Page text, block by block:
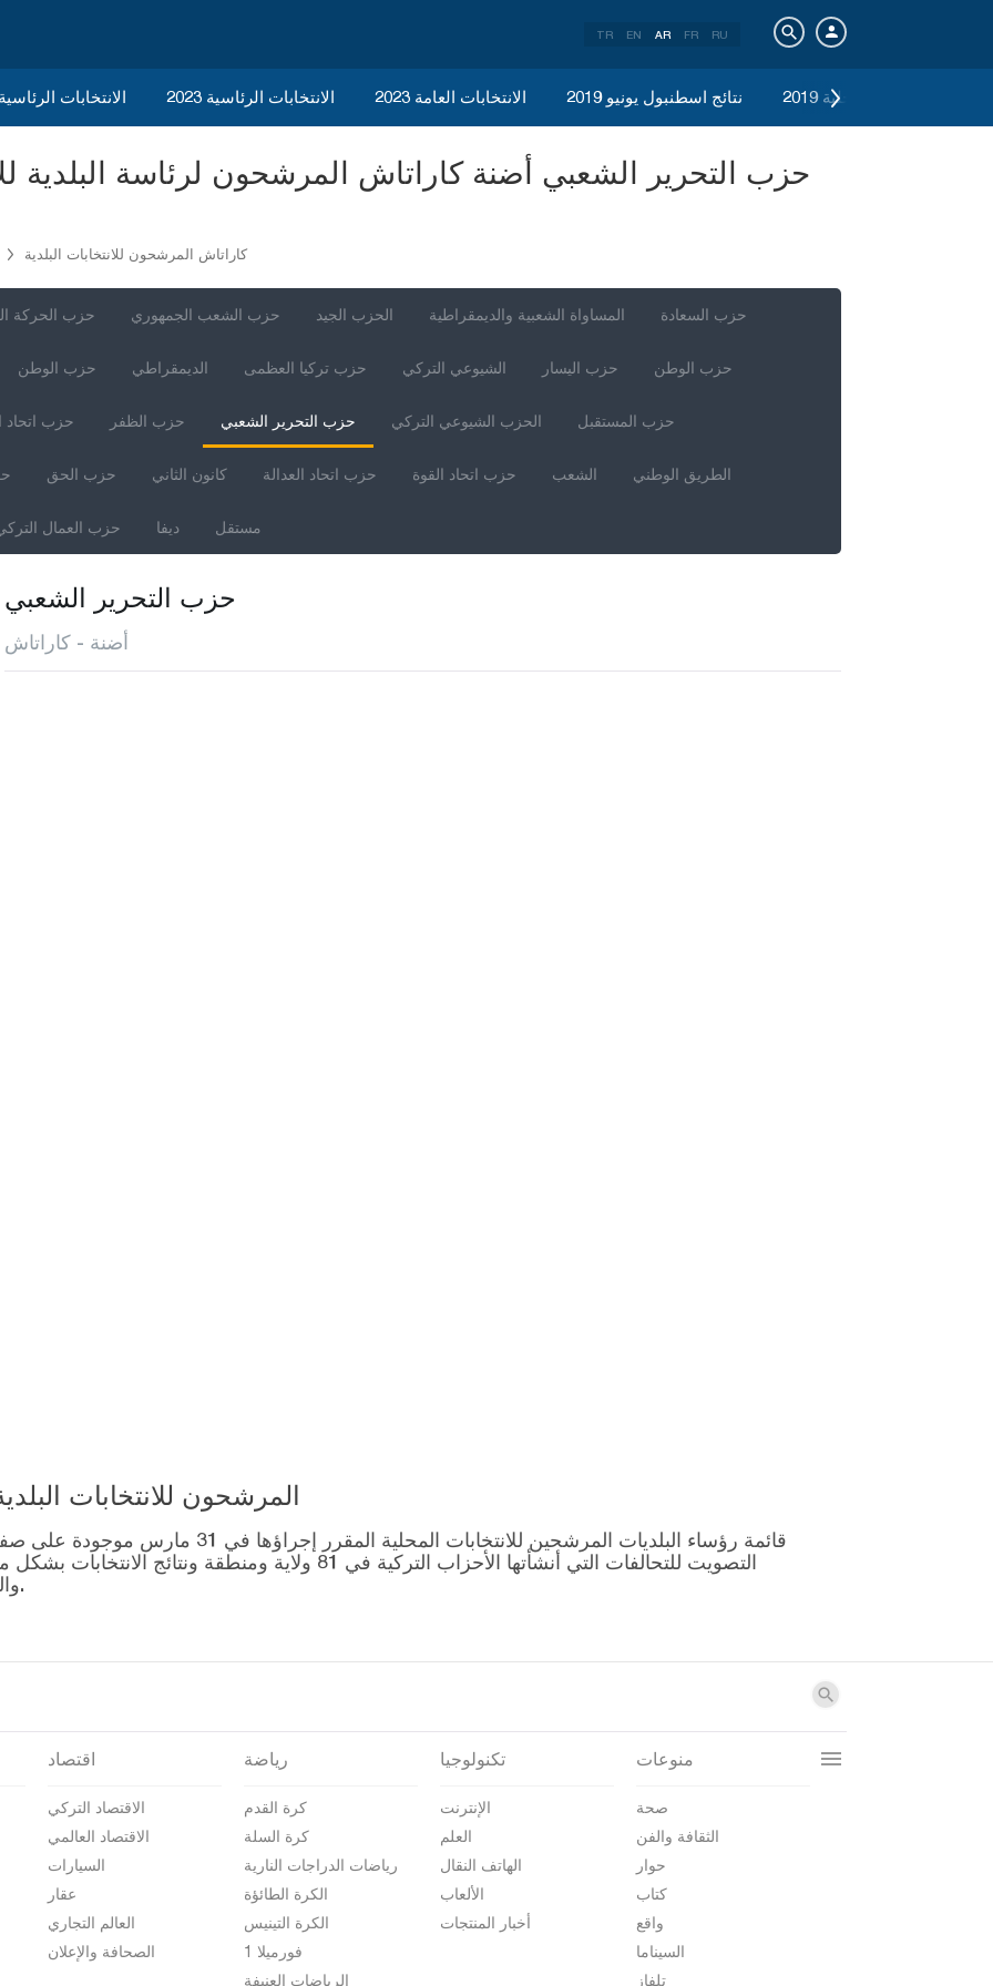
TR EN AR FR RU
2023 الانتخابات الانتخابات الرئاسية 2023 الانتخابات العامة 2023 نتائج اسطنبول يونيو 2019 الانتخابات المحلية 2019
كاراتاش المرشحون للانتخابات البلدية
حزب الحركة حزب الشعب الجمهوري الحزب الجيد المساواة الشعبية والديمقراطية حزب السعادة
حزب الوطن الديمقراطي حزب تركيا العظمى الشيوعي التركي حزب اليسار حزب الوطن
حزب اتحاد حزب الظفر حزب التحرير الشعبي الحزب الشيوعي التركي حزب المستقبل
حزب الحق كانون الثاني حزب اتحاد العدالة حزب اتحاد القوة الشعب الطريق الوطني
حزب العمال ديفا مستقل
حزب التحرير الشعبي
أضنة - كاراتاش
المرشحون للانتخابات البلدية المحلية –
قائمة رؤساء البلديات المرشحين للانتخابات
التصويت للتحالفات التي أنشأتها الأحزاب التركية في 81
والمرشحين على صفحة نتائج الانتخابات 2024.
اقتصاد
الاقتصاد التركي
الاقتصاد العالمي
السيارات
عقار
العالم التجاري
الصحافة والإعلان
رياضة
كرة القدم
كرة السلة
رياضات الدراجات النارية
الكرة الطائؤة
الكرة التينيس
فورميلا 1
الرياضات العنيفة
تكنولوجيا
الإنترنت
العلم
الهاتف النقال
الألعاب
أخبار المنتجات
منوعات
صحة
الثقافة والفن
حوار
كتاب
واقع
السيناما
تلفاز